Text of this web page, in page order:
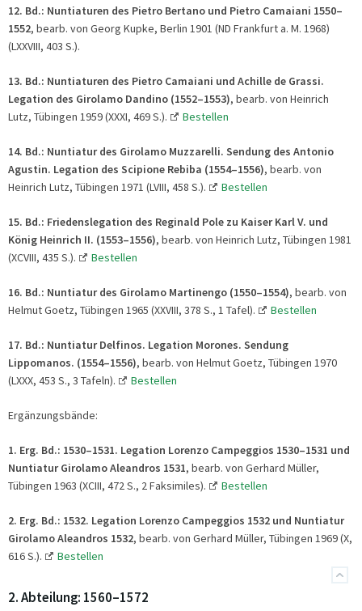
12. Bd.: Nuntiaturen des Pietro Bertano und Pietro Camaiani 1550–
1552, bearb. von Georg Kupke, Berlin 1901 (ND Frankfurt a. M. 1968)
(LXXVIII, 403 S.).
13. Bd.: Nuntiaturen des Pietro Camaiani und Achille de Grassi.
Legation des Girolamo Dandino (1552–1553), bearb. von Heinrich
Lutz, Tübingen 1959 (XXXI, 469 S.).
Bestellen
14. Bd.: Nuntiatur des Girolamo Muzzarelli. Sendung des Antonio
Agustin. Legation des Scipione Rebiba (1554–1556), bearb. von
Heinrich Lutz, Tübingen 1971 (LVIII, 458 S.).
Bestellen
15. Bd.: Friedenslegation des Reginald Pole zu Kaiser Karl V. und
König Heinrich II. (1553–1556), bearb. von Heinrich Lutz, Tübingen 1981
(XCVIII, 435 S.).
Bestellen
16. Bd.: Nuntiatur des Girolamo Martinengo (1550–1554), bearb. von
Helmut Goetz, Tübingen 1965 (XXVIII, 378 S., 1 Tafel).
Bestellen
17. Bd.: Nuntiatur Delfinos. Legation Morones. Sendung
Lippomanos. (1554–1556), bearb. von Helmut Goetz, Tübingen 1970
(LXXX, 453 S., 3 Tafeln).
Bestellen
Ergänzungsbände:
1. Erg. Bd.: 1530–1531. Legation Lorenzo Campeggios 1530–1531 und
Nuntiatur Girolamo Aleandros 1531, bearb. von Gerhard Müller,
Tübingen 1963 (XCIII, 472 S., 2 Faksimiles).
Bestellen
2. Erg. Bd.: 1532. Legation Lorenzo Campeggios 1532 und Nuntiatur
Girolamo Aleandros 1532, bearb. von Gerhard Müller, Tübingen 1969 (X,
616 S.).
Bestellen
2. Abteilung: 1560–1572